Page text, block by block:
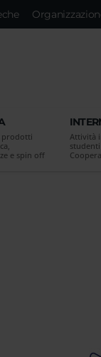
prodotti
e spin off
Attività